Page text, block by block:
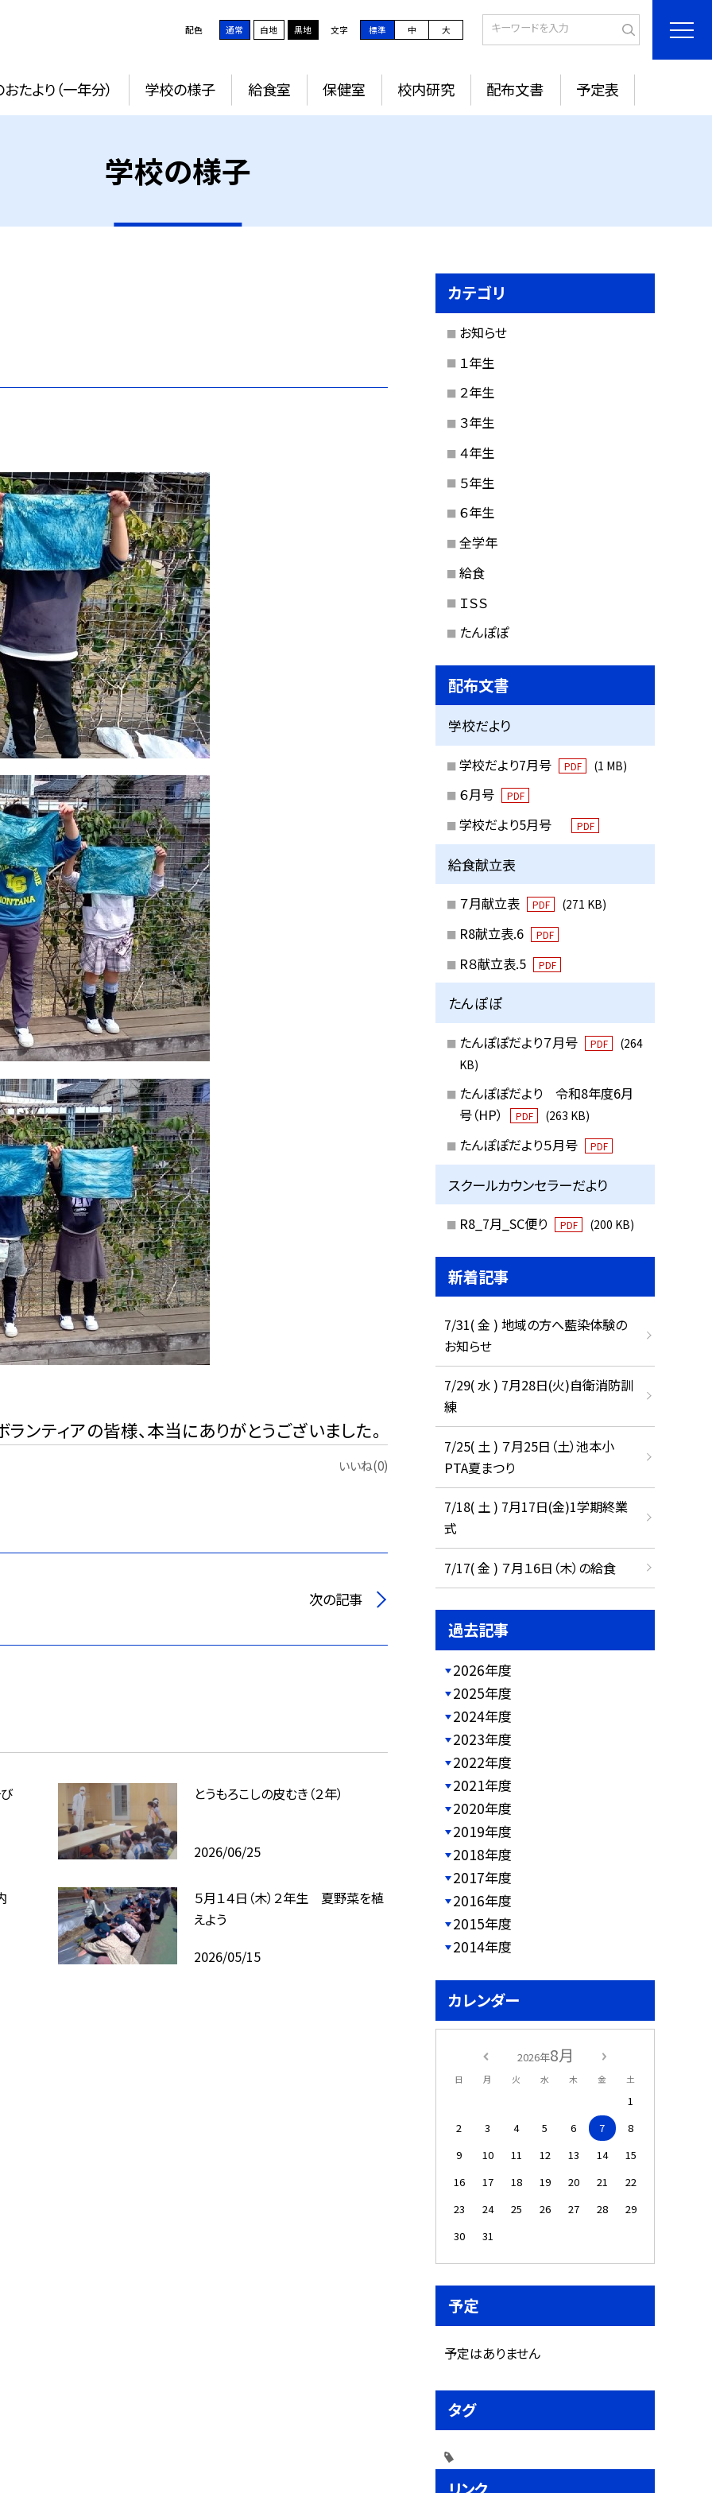
配色 通常 白地 黒地 文字 標準 中 大
たより（一年分） 学校の様子 給食室 保健室 校内研究 配布文書 予定表
学校の様子
ンティアの皆様、本当にありがとうございました。
いいね(0)
次の記事
とうもろこしの皮むき（２年）
2026/06/25
５月１４日（木）２年生 夏野菜を植
えよう
2026/05/15
カテゴリ
お知らせ
１年生
２年生
３年生
４年生
５年生
６年生
全学年
給食
ＩＳＳ
たんぽぽ
配布文書
学校だより
学校だより7月号 PDF (1 MB)
６月号 PDF
学校だより5月号 PDF
給食献立表
７月献立表 PDF (271 KB)
R8献立表.6 PDF
R８献立表.5 PDF
たんぽぽ
たんぽぽだより７月号 PDF
(264
KB)
たんぽぽだより 令和8年度6月
号（HP）
PDF (263 KB)
たんぽぽだより５月号 PDF
スクールカウンセラーだより
R8_7月_SC便り PDF (200 KB)
新着記事
7/31( 金 ) 地域の方へ藍染体験の
お知らせ
7/29( 水 ) 7月28日(火)自衛消防訓
練
7/25( 土 ) ７月25日（土）池本小
PTA夏まつり
7/18( 土 ) 7月17日(金)1学期終業
式
7/17( 金 ) ７月１6日（木）の給食
過去記事
2026年度
2025年度
2024年度
2023年度
2022年度
2021年度
2020年度
2019年度
2018年度
2017年度
2016年度
2015年度
2014年度
カレンダー
2026年8月
日 月 火 水 木 金 土
1
2
3 4 5 6 7
8
9
10 11 12 13 14
15
16
17 18 19 20 21
22
23
24 25 26 27 28
29
30
31
予定
予定はありません
タグ